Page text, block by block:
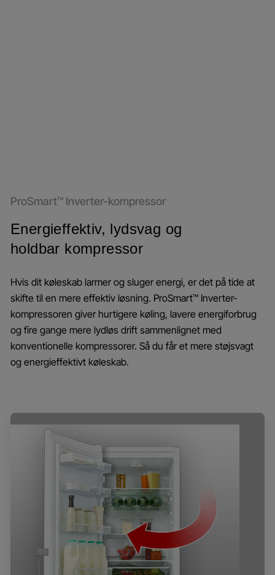
ProSmart™ Inverter-kompressor
Energieffektiv, lydsvag og
holdbar kompressor
Hvis dit køleskab larmer og sluger energi, er det på tide at
skifte til en mere effektiv løsning. ProSmart™ Inverter-
kompressoren giver hurtigere køling, lavere energiforbrug
og fire gange mere lydløs drift sammenlignet med
konventionelle kompressorer. Så du får et mere støjsvagt
og energieffektivt køleskab.